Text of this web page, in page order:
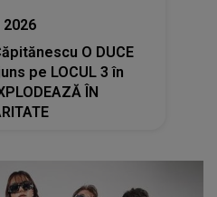
2026
O DUCE
pe LOCUL 3 în
ÎN